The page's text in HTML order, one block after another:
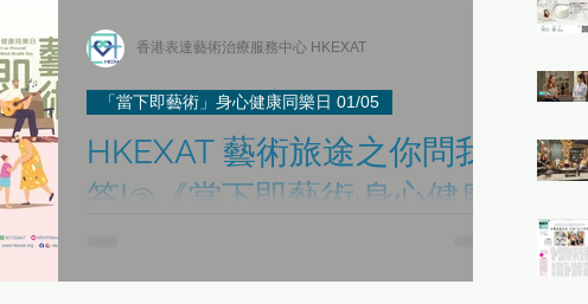
用
HKEXAT 藝術旅途之你問我
答!@《當下即藝術·身心健康
「當下即藝術」身心健康同樂日 01/05
香港表達藝術治療服務中心 HKEXAT